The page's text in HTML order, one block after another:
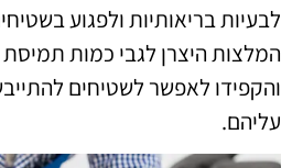
לבעיות בריאותיות ולפגוע
המלצות היצרן לגבי כמות תמיסת
והקפידו לאפשר לשטיחים
עליהם.